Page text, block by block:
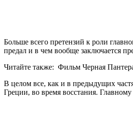
Больше всего претензий к роли
предал и в чем вообще заключается
Читайте также: Фильм Черная
В целом все, как и в предыдущих
Греции, во время восстания.